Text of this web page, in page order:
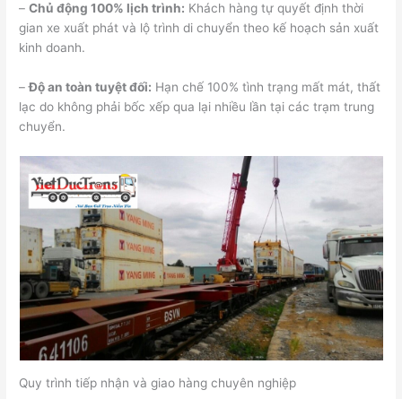
–Chủ động 100% lịch trình: Khách hàng tự quyết định thời
gian xe xuất phát và lộ trình di chuyển theo kế hoạch sản xuất
kinh doanh.
–Độ an toàn tuyệt đối: Hạn chế 100% tình trạng mất mát, thất
lạc do không phải bốc xếp qua lại nhiều lần tại các trạm trung
chuyển.
Quy trình tiếp nhận và giao hàng chuyên nghiệp